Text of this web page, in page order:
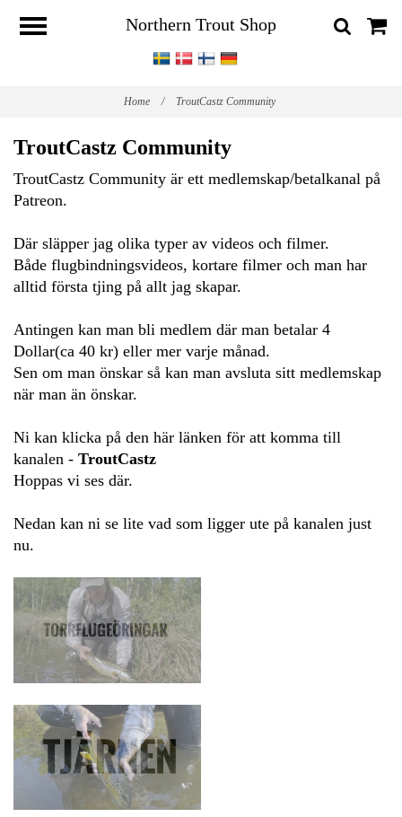
Northern Trout Shop
Home / TroutCastz Community
TroutCastz Community
TroutCastz Community är ett medlemskap/betalkanal på
Patreon.
Där släpper jag olika typer av videos och filmer.
Både flugbindningsvideos, kortare filmer och man har
alltid första tjing på allt jag skapar.
Antingen kan man bli medlem där man betalar 4
Dollar(ca 40 kr) eller mer varje månad.
Sen om man önskar så kan man avsluta sitt medlemskap
när man än önskar.
Ni kan klicka på den här länken för att komma till
kanalen - TroutCastz
Hoppas vi ses där.
Nedan kan ni se lite vad som ligger ute på kanalen just
nu.